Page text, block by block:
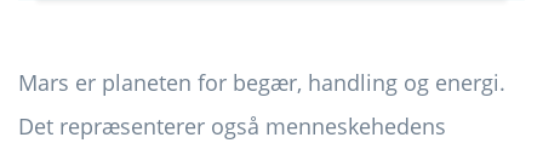
Mars er planeten for begær, handling og energi.
Det repræsenterer også menneskehedens